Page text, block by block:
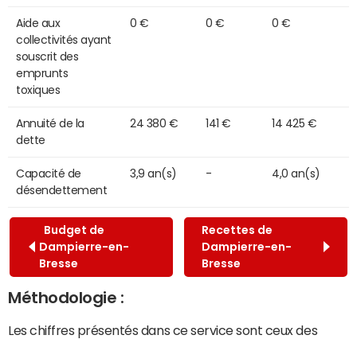
Aide aux
collectivités ayant
souscrit des
emprunts
toxiques
0 € 0 € 0 €
Annuité de la
dette
24 380 € 141 € 14 425 €
Capacité de
désendettement
3,9 an(s) - 4,0 an(s)
Budget de
Dampierre-en-
Bresse
Recettes de
Dampierre-en-
Bresse
Méthodologie :
Les chiffres présentés dans ce service sont ceux des